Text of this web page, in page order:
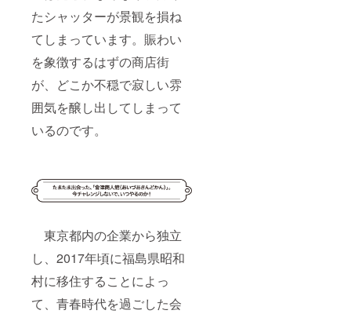
たシャッターが景観を損ね
てしまっています。賑わい
を象徴するはずの商店街
が、どこか不穏で寂しい雰
囲気を醸し出してしまって
いるのです。
東京都内の企業から独立
し、2017年頃に福島県昭和
村に移住することによっ
て、青春時代を過ごした会